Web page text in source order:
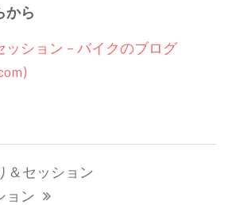
から
ッション – バイクのブログ
＆セッション
ョン